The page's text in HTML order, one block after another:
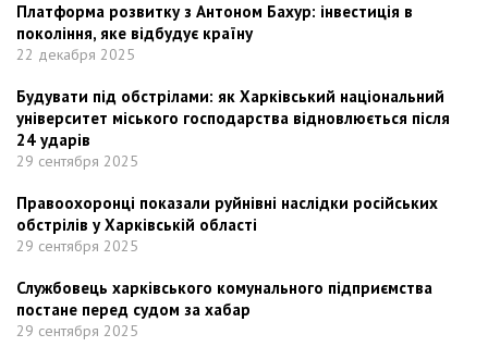
Платформа розвитку з Антоном Бахур: інвестиція в
покоління, яке відбудує країну
22 декабря 2025
Будувати під обстрілами: як Харківський національний
університет міського господарства відновлюється після
24 ударів
29 сентября 2025
Правоохоронці показали руйнівні наслідки російських
обстрілів у Харківській області
29 сентября 2025
Службовець харківського комунального підприємства
постане перед судом за хабар
29 сентября 2025